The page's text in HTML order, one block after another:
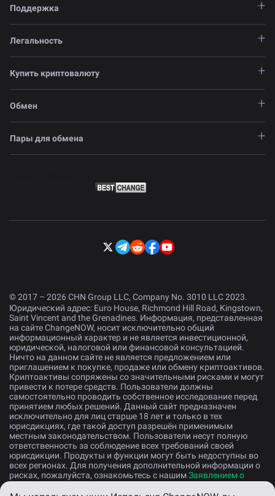
Поддержка
Легальность
Купить криптовалюту
Обмен
Пары для обмена
© 2017 – 2026 CHN Group LLC, Company No. 3010 LLC 2023.
Юридический адрес: Euro House, Richmond Hill Road, Kingstown,
Saint Vincent and the Grenadines. Информация, представленная
на сайте ChangeNOW, носит исключительно общий
информационный характер и не является инвестиционной,
юридической, налоговой или финансовой консультацией.
Ничто на данном сайте не является предложением или
приглашением к покупке, продаже или обмену криптоактивов.
Криптоактивы сопряжены со значительными рисками и могут
привести к потере средств. Пользователи должны
самостоятельно проводить собственное исследование перед
принятием любых решений. Данный сайт предназначен
исключительно для лиц старше 18 лет и только в тех
юрисдикциях, где такой доступ разрешён применимым
местным законодательством. Пользователи несут полную
ответственность за соблюдение всех требований своей
юрисдикции. Продукты и функции могут быть недоступны во
всех регионах. Для получения дополнительной информации о
рисках, пожалуйста, ознакомьтесь с нашимЗаявлением о